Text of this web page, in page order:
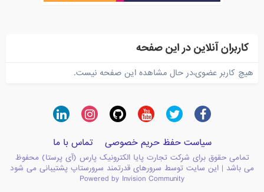
کاربران آنلاین در این صفحه
هیچ کاربر عضوی،در حال مشاهده این صفحه نیست.
سیاست حفظ حریم خصوصی تماس با ما
تمامی حقوق برای شرکت تجارت پایا الکترونیک پارس (آی پرستا) محفوظ
می باشد | این سایت توسط سرورهای قدرتمند سرورستاپ پشتیبانی می شود
Powered by Invision Community